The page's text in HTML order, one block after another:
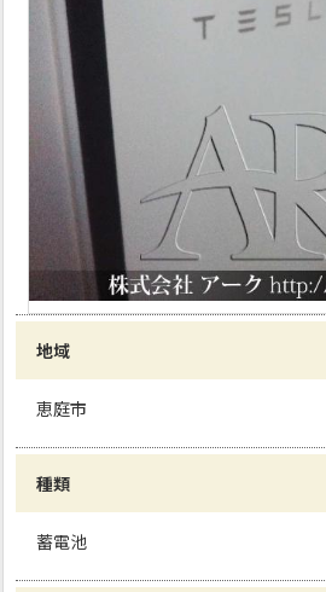
地域
恵庭市
種類
蓄電池